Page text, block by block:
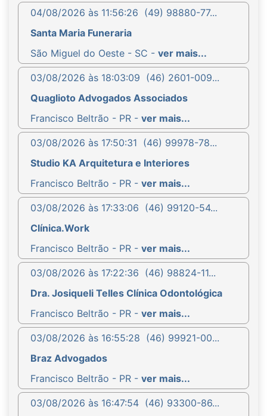
04/08/2026 às 11:56:26 (49) 98880-77...
Santa Maria Funeraria
São Miguel do Oeste - SC - ver mais...
03/08/2026 às 18:03:09 (46) 2601-009...
Quaglioto Advogados Associados
Francisco Beltrão - PR - ver mais...
03/08/2026 às 17:50:31 (46) 99978-78...
Studio KA Arquitetura e Interiores
Francisco Beltrão - PR - ver mais...
03/08/2026 às 17:33:06 (46) 99120-54...
Clínica.Work
Francisco Beltrão - PR - ver mais...
03/08/2026 às 17:22:36 (46) 98824-11...
Dra. Josiqueli Telles Clínica Odontológica
Francisco Beltrão - PR - ver mais...
03/08/2026 às 16:55:28 (46) 99921-00...
Braz Advogados
Francisco Beltrão - PR - ver mais...
03/08/2026 às 16:47:54 (46) 93300-86...